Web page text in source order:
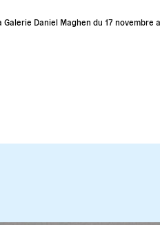
Daniel Maghen du 17 novembre